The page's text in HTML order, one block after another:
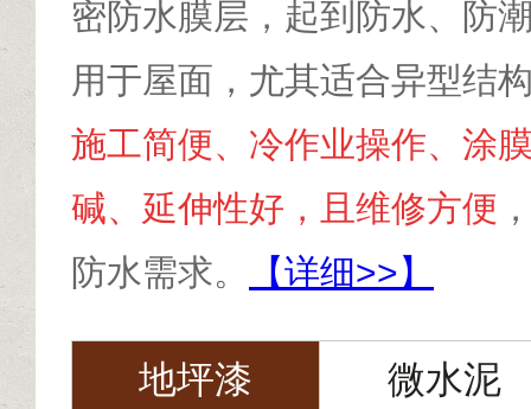
密防水膜层，起到防水、防
用于屋面，尤其适合异型结
施工简便、冷作业操作、涂
碱、延伸性好，且维修方便
防水需求。
【详细>>】
地坪漆 微水泥